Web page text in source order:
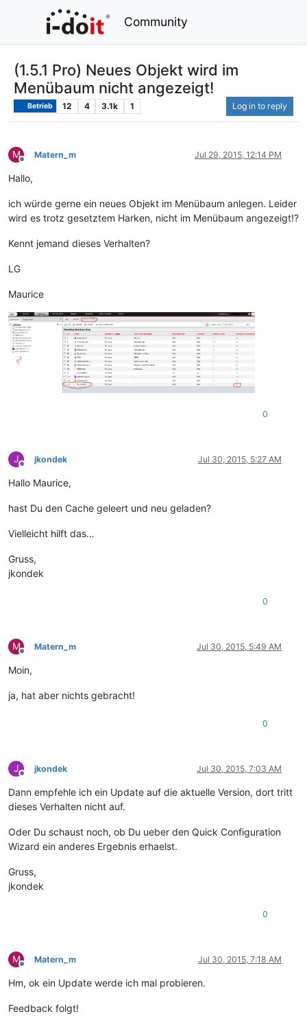
Community
(1.5.1 Pro) Neues Objekt wird im
Menübaum nicht angezeigt!
Betrieb 12 4 3.1k 1 Log in to reply
M
Offline
Matern_m Jul 29, 2015, 12:14 PM
Hallo,
ich würde gerne ein neues Objekt im Menübaum anlegen. Leider
wird es trotz gesetztem Harken, nicht im Menübaum angezeigt!?
Kennt jemand dieses Verhalten?
LG
Maurice
0
J
Offline
jkondek Jul 30, 2015, 5:27 AM
Hallo Maurice,
hast Du den Cache geleert und neu geladen?
Vielleicht hilft das…
Gruss,
jkondek
0
M
Offline
Matern_m Jul 30, 2015, 5:49 AM
Moin,
ja, hat aber nichts gebracht!
0
J
Offline
jkondek Jul 30, 2015, 7:03 AM
Dann empfehle ich ein Update auf die aktuelle Version, dort tritt
dieses Verhalten nicht auf.
Oder Du schaust noch, ob Du ueber den Quick Configuration
Wizard ein anderes Ergebnis erhaelst.
Gruss,
jkondek
0
M
Offline
Matern_m Jul 30, 2015, 7:18 AM
Hm, ok ein Update werde ich mal probieren.
Feedback folgt!